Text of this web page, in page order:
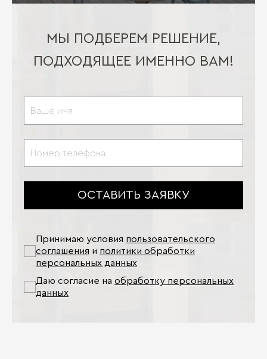
МЫ ПОДБЕРЕМ РЕШЕНИЕ,
ПОДХОДЯЩЕЕ ИМЕННО ВАМ!
ОСТАВИТЬ ЗАЯВКУ
Принимаю условия пользовательского
соглашения и политики обработки
персональных данных
Даю согласие на обработку персональных
данных